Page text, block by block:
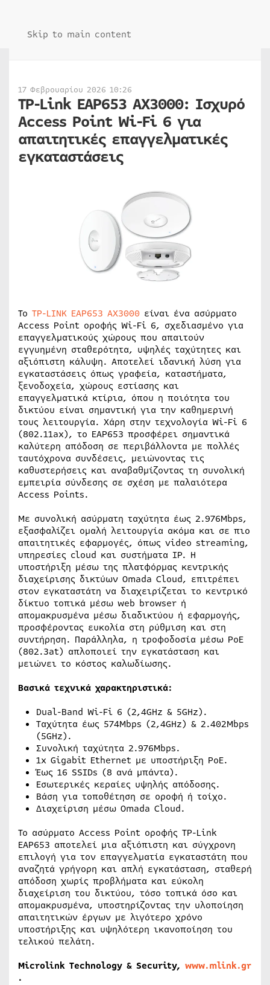
Skip to main content
17 Φεβρουαρίου 2026 10:26
TP-Link EAP653 AX3000: Ισχυρό
Access Point Wi-Fi 6 για
απαιτητικές επαγγελματικές
εγκαταστάσεις
Το TP-LINK EAP653 AX3000 είναι ένα ασύρματο
Access Point οροφής Wi-Fi 6, σχεδιασμένο για
επαγγελματικούς χώρους που απαιτούν
εγγυημένη σταθερότητα, υψηλές ταχύτητες και
αξιόπιστη κάλυψη. Αποτελεί ιδανική λύση για
εγκαταστάσεις όπως γραφεία, καταστήματα,
ξενοδοχεία, χώρους εστίασης και
επαγγελματικά κτίρια, όπου η ποιότητα του
δικτύου είναι σημαντική για την καθημερινή
τους λειτουργία. Χάρη στην τεχνολογία Wi-Fi 6
(802.11ax), το EAP653 προσφέρει σημαντικά
καλύτερη απόδοση σε περιβάλλοντα με πολλές
ταυτόχρονα συνδέσεις, μειώνοντας τις
καθυστερήσεις και αναβαθμίζοντας τη συνολική
εμπειρία σύνδεσης σε σχέση με παλαιότερα
Access Points.
Με συνολική ασύρματη ταχύτητα έως 2.976Mbps,
εξασφαλίζει ομαλή λειτουργία ακόμα και σε πιο
απαιτητικές εφαρμογές, όπως video streaming,
υπηρεσίες cloud και συστήματα IP. Η
υποστήριξη μέσω της πλατφόρμας κεντρικής
διαχείρισης δικτύων Omada Cloud, επιτρέπει
στον εγκαταστάτη να διαχειρίζεται το κεντρικό
δίκτυο τοπικά μέσω web browser ή
απομακρυσμένα μέσω διαδικτύου ή εφαρμογής,
προσφέροντας ευκολία στη ρύθμιση και στη
συντήρηση. Παράλληλα, η τροφοδοσία μέσω PoE
(802.3at) απλοποιεί την εγκατάσταση και
μειώνει το κόστος καλωδίωσης.
Βασικά τεχνικά χαρακτηριστικά:
Dual-Band Wi-Fi 6 (2,4GHz & 5GHz).
Ταχύτητα έως 574Mbps (2,4GHz) & 2.402Mbps
(5GHz).
Συνολική ταχύτητα 2.976Mbps.
1x Gigabit Ethernet με υποστήριξη PoE.
Έως 16 SSIDs (8 ανά μπάντα).
Εσωτερικές κεραίες υψηλής απόδοσης.
Βάση για τοποθέτηση σε οροφή ή τοίχο.
Διαχείριση μέσω Omada Cloud.
Το ασύρματο Access Point οροφής TP-Link
EAP653 αποτελεί μια αξιόπιστη και σύγχρονη
επιλογή για τον επαγγελματία εγκαταστάτη που
αναζητά γρήγορη και απλή εγκατάσταση, σταθερή
απόδοση χωρίς προβλήματα και εύκολη
διαχείριση του δικτύου, τόσο τοπικά όσο και
απομακρυσμένα, υποστηρίζοντας την υλοποίηση
απαιτητικών έργων με λιγότερο χρόνο
υποστήριξης και υψηλότερη ικανοποίηση του
τελικού πελάτη.
Microlink Technology & Security, www.mlink.gr
.